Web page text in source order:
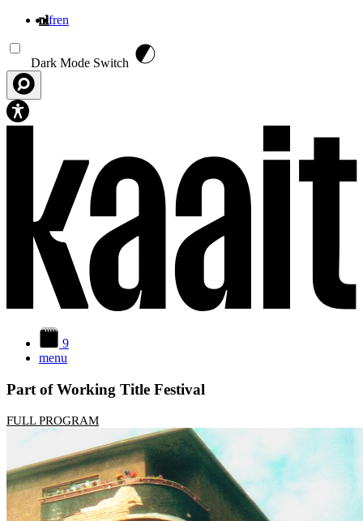
nlfren
Dark Mode Switch
9
menu
Part of Working Title Festival
FULL PROGRAM